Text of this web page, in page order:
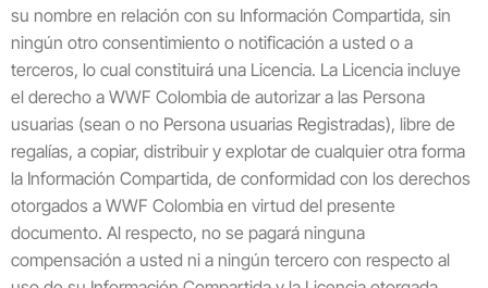
su nombre en relación con su Información Compartida, sin
ningún otro consentimiento o notificación a usted o a
terceros, lo cual constituirá una Licencia. La Licencia incluye
el derecho a WWF Colombia de autorizar a las Persona
usuarias (sean o no Persona usuarias Registradas), libre de
regalías, a copiar, distribuir y explotar de cualquier otra forma
la Información Compartida, de conformidad con los derechos
otorgados a WWF Colombia en virtud del presente
documento. Al respecto, no se pagará ninguna
compensación a usted ni a ningún tercero con respecto al